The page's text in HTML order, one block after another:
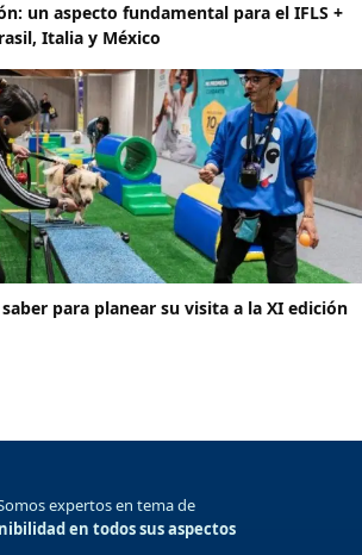
un aspecto fundamental para el IFLS +
Italia y México
para planear su visita a la XI edición
expertos en tema de
en todos sus aspectos